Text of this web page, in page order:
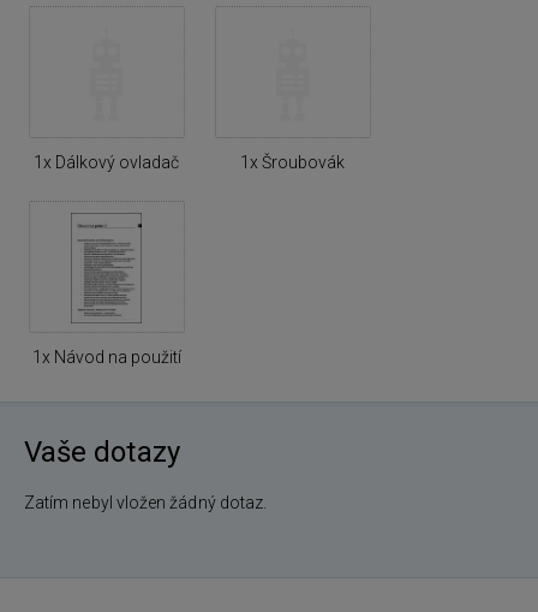
1x Dálkový ovladač 1x Šroubovák
1x Návod na použití
Vaše dotazy
Zatím nebyl vložen žádný dotaz.